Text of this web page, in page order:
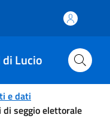
Lucio
e dati
seggio elettorale